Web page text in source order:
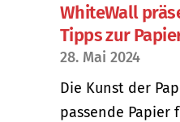
WhiteWall
Tipps zur
28. Mai 2024
Die Kunst der
passende Papier